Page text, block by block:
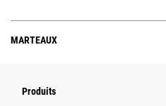
MARTEAUX
Produits